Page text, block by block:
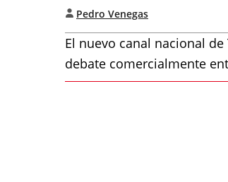
Pedro Venegas
El nuevo canal nacional
debate comercialmente